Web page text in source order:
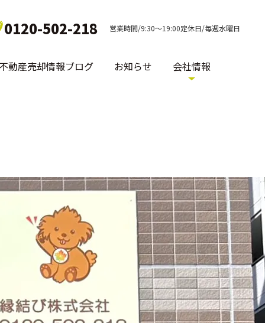
0120-502-218 営業時間/9:30～19:00定休日/毎週水曜日
動産売却情報ブログ お知らせ 会社情報